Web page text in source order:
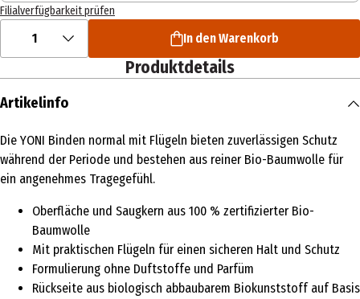
Filialverfügbarkeit prüfen
1 In den Warenkorb
Produktdetails
Artikelinfo
Die YONI Binden normal mit Flügeln bieten zuverlässigen Schutz
während der Periode und bestehen aus reiner Bio-Baumwolle für
ein angenehmes Tragegefühl.
Oberfläche und Saugkern aus 100 % zertifizierter Bio-
Baumwolle
Mit praktischen Flügeln für einen sicheren Halt und Schutz
Formulierung ohne Duftstoffe und Parfüm
Rückseite aus biologisch abbaubarem Biokunststoff auf Basis